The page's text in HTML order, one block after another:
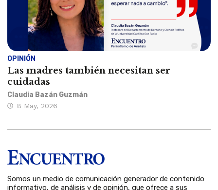
OPINIÓN
Las madres también necesitan ser
cuidadas
Claudia Bazán Guzmán
8 May, 2026
Somos un medio de comunicación generador de contenido
informativo, de análisis y de opinión, que ofrece a sus